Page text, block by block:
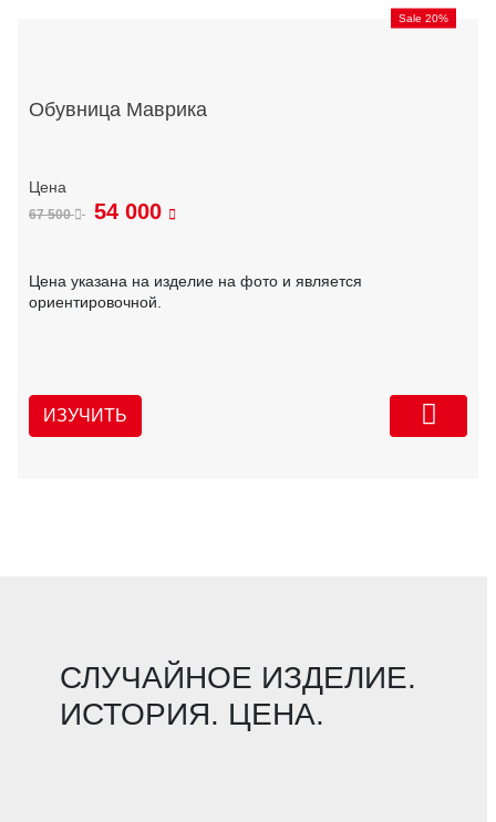
Sale 20%
Обувница Маврика
67 500 54 000
Цена указана на изделие на фото и является
ориентировочной.
ИЗУЧИТЬ
СЛУЧАЙНОЕ ИЗДЕЛИЕ.
ИСТОРИЯ. ЦЕНА.